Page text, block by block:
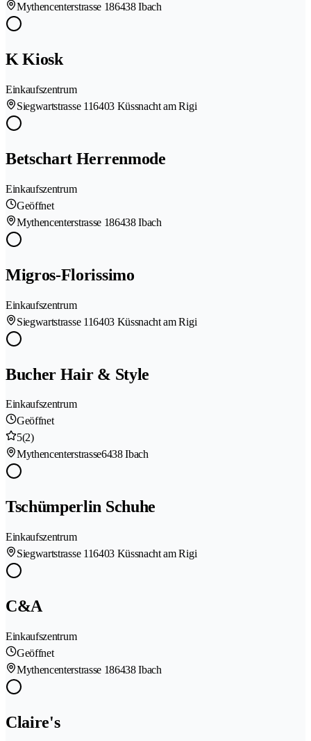
Mythencenterstrasse 186438 Ibach
K Kiosk
Einkaufszentrum
Siegwartstrasse 116403 Küssnacht am Rigi
Betschart Herrenmode
Einkaufszentrum
Geöffnet
Mythencenterstrasse 186438 Ibach
Migros-Florissimo
Einkaufszentrum
Siegwartstrasse 116403 Küssnacht am Rigi
Bucher Hair & Style
Einkaufszentrum
Geöffnet
5(2)
Mythencenterstrasse6438 Ibach
Tschümperlin Schuhe
Einkaufszentrum
Siegwartstrasse 116403 Küssnacht am Rigi
C&A
Einkaufszentrum
Geöffnet
Mythencenterstrasse 186438 Ibach
Claire's